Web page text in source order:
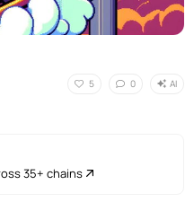
5 0 AI
35+ chains